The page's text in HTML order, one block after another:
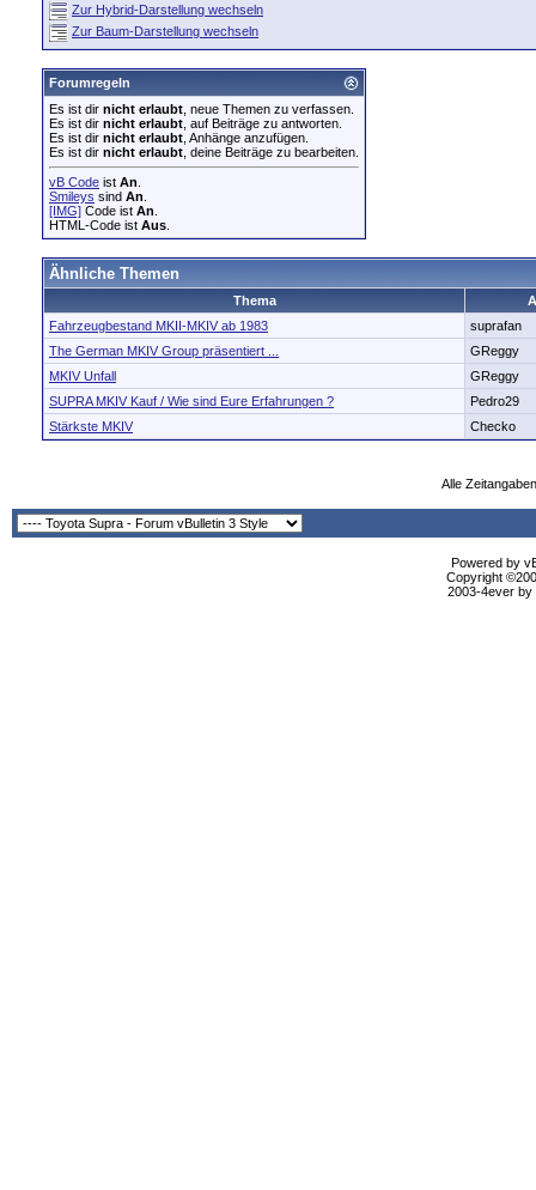
Zur Hybrid-Darstellung wechseln
Zur Baum-Darstellung wechseln
Forumregeln
Es ist dir nicht erlaubt , neue Themen zu verfassen.
Es ist dir nicht erlaubt , auf Beiträge zu antworten.
Es ist dir nicht erlaubt , Anhänge anzufügen.
Es ist dir nicht erlaubt , deine Beiträge zu bearbeiten.
vB Code ist An
Smileys sind An
[IMG] Code ist An
HTML-Code ist Aus
Ähnliche Themen
Thema
Fahrzeugbestand MKII-MKIV ab 1983
suprafan
The German MKIV Group präsentiert ...
GReggy
MKIV Unfall
GReggy
SUPRA MKIV Kauf / Wie sind Eure Erfahrungen ?
Pedro29
Stärkste MKIV
Checko
Alle
Powered by
Copyright
2003-4ever by